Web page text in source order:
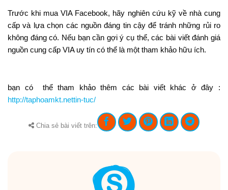
Trước khi mua VIA Facebook, hãy nghiên cứu kỹ về nhà cung
cấp và lựa chọn các nguồn đáng tin cậy để tránh những rủi ro
không đáng có. Nếu bạn cần gợi ý cụ thể, các bài viết đánh giá
nguồn cung cấp VIA uy tín có thể là một tham khảo hữu ích.
bạn có thể tham khảo thêm các bài viết khác ở đây :
http://taphoamkt.nettin-tuc/
Chia sẻ bài viết trên: